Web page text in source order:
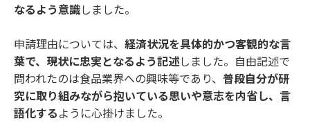
なるよう意識しました。
申請理由については、 経済状況を具体的かつ客観的な言
葉で、現状に忠実となるよう記述しました。自由記述で
問われたのは食品業界への興味等であり、 普段自分が研
究に取り組みながら抱いている思いや意志を内省し、言
語化する ように心掛けました。